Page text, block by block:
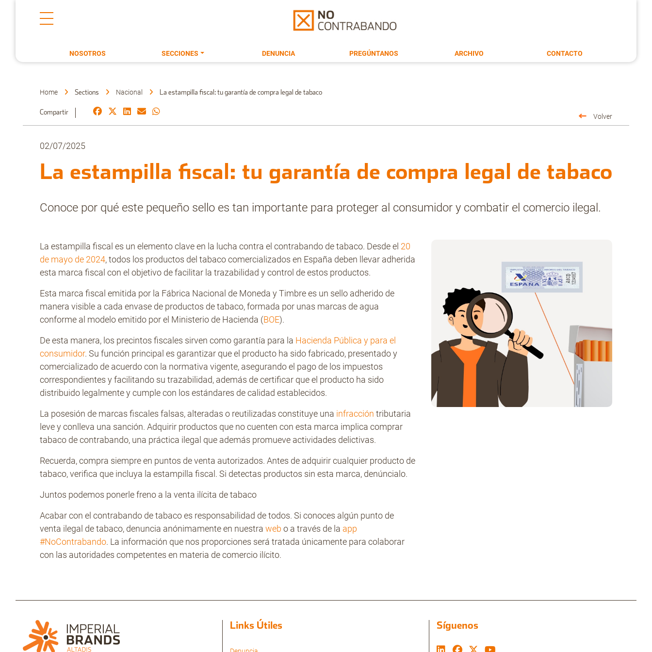
NOSOTROS SECCIONES DENUNCIA PREGÚNTANOS ARCHIVO CONTACTO
Home Sections Nacional La estampilla fiscal: tu garantía de compra legal de tabaco
Compartir Volver
02/07/2025
La estampilla fiscal: tu garantía de compra legal de tabaco
Conoce por qué este pequeño sello es tan importante para proteger al consumidor y combatir el comercio ilegal.
La estampilla fiscal es un elemento clave en la lucha contra el contrabando de tabaco. Desde el 20
de mayo de 2024, todos los productos del tabaco comercializados en España deben llevar adherida
esta marca fiscal con el objetivo de facilitar la trazabilidad y control de estos productos.
Esta marca fiscal emitida por la Fábrica Nacional de Moneda y Timbre es un sello adherido de
manera visible a cada envase de productos de tabaco, formada por unas marcas de agua
conforme al modelo emitido por el Ministerio de Hacienda (BOE).
De esta manera, los precintos fiscales sirven como garantía para la Hacienda Pública y para el
consumidor. Su función principal es garantizar que el producto ha sido fabricado, presentado y
comercializado de acuerdo con la normativa vigente, asegurando el pago de los impuestos
correspondientes y facilitando su trazabilidad, además de certificar que el producto ha sido
distribuido legalmente y cumple con los estándares de calidad establecidos.
La posesión de marcas fiscales falsas, alteradas o reutilizadas constituye una infracción tributaria
leve y conlleva una sanción. Adquirir productos que no cuenten con esta marca implica comprar
tabaco de contrabando, una práctica ilegal que además promueve actividades delictivas.
Recuerda, compra siempre en puntos de venta autorizados. Antes de adquirir cualquier producto de
tabaco, verifica que incluya la estampilla fiscal. Si detectas productos sin esta marca, denúncialo.
Juntos podemos ponerle freno a la venta ilícita de tabaco
Acabar con el contrabando de tabaco es responsabilidad de todos. Si conoces algún punto de
venta ilegal de tabaco, denuncia anónimamente en nuestra web o a través de la app
#NoContrabando. La información que nos proporciones será tratada únicamente para colaborar
con las autoridades competentes en materia de comercio ilícito.
Links Útiles Síguenos